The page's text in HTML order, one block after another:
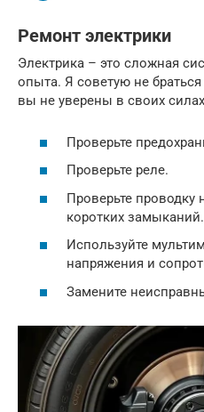
Ремонт электрики
Электрика – это сложная
опыта. Я советую не
вы не уверены в своих
Проверьте
Проверьте реле.
Проверьте
коротких замыканий.
Используйте
напряжения и
Замените